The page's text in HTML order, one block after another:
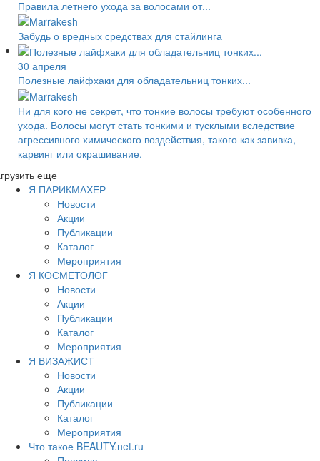
Правила летнего ухода за волосами от...
Забудь о вредных средствах для стайлинга
30 апреля
Полезные лайфхаки для обладательниц тонких...
Ни для кого не секрет, что тонкие волосы требуют особенного
ухода. Волосы могут стать тонкими и тусклыми вследствие
агрессивного химического воздействия, такого как завивка,
карвинг или окрашивание.
еще
Я ПАРИКМАХЕР
Новости
Акции
Публикации
Каталог
Мероприятия
Я КОСМЕТОЛОГ
Новости
Акции
Публикации
Каталог
Мероприятия
Я ВИЗАЖИСТ
Новости
Акции
Публикации
Каталог
Мероприятия
Что такое BEAUTY.net.ru